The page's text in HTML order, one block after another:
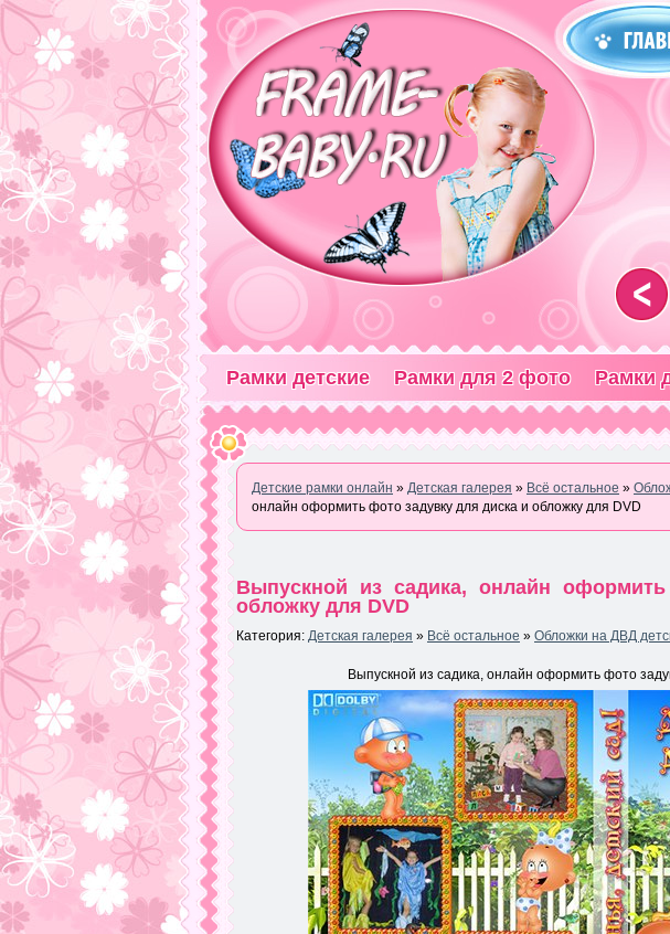
Рамки детские Рамки для 2 фото Рамки
Детские рамки онлайн » Детская галерея » Всё остальное »
онлайн оформить фото задувку для диска и обложку для DVD
Выпускной из садика, онлайн
обложку для DVD
Категория: Детская галерея » Всё остальное » Обложки на ДВД
Выпускной из садика, онлайн оформить фото